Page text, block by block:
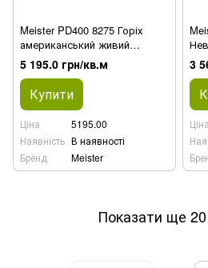
Meister PD400 8275 Горіх
американський живий
паркетна дошка Residence
5 195.0 грн/кв.м
Купити
Ціна
5195.00
Наявність В наявності
Бренд
Meister
3
Ціна
Показати ще 20